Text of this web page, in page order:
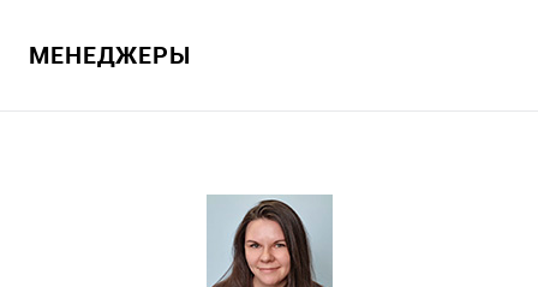
В избранное
МЕНЕДЖЕРЫ